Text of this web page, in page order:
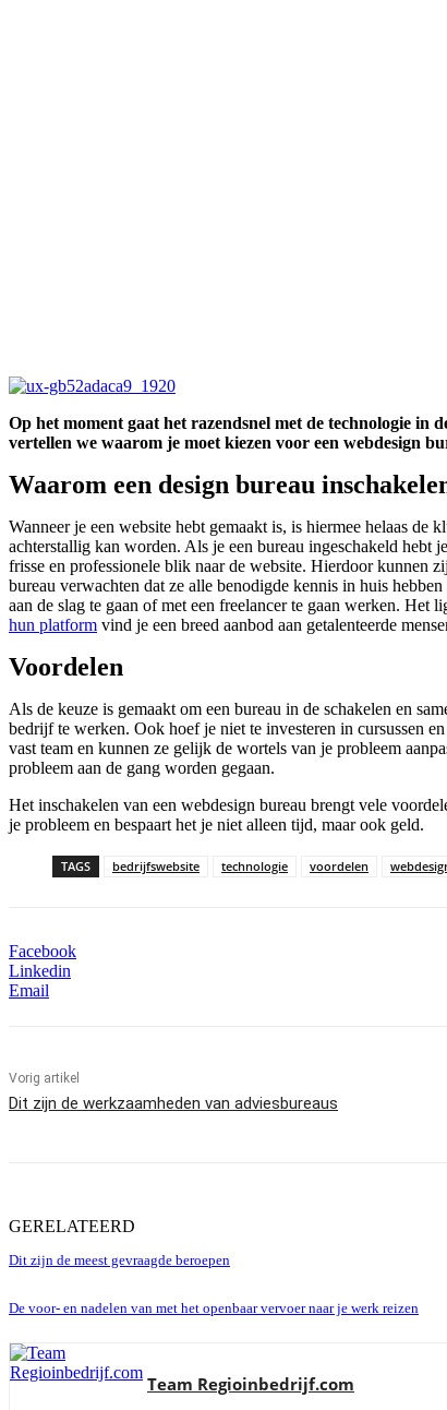
Op het moment gaat het razendsnel met de technologie in
vertellen we waarom je moet kiezen voor een webdesign
Waarom een design bureau
Wanneer je een website hebt gemaakt is, is hiermee helaas
achterstallig kan worden. Als je een bureau ingeschakeld
frisse en professionele blik naar de website. Hierdoor kunnen
bureau verwachten dat ze alle benodigde kennis in huis
aan de slag te gaan of met een freelancer te gaan werken. Het
hun platform vind je een breed aanbod aan getalenteerde
Voordelen
Als de keuze is gemaakt om een bureau in de schakelen en
bedrijf te werken. Ook hoef je niet te investeren in cursussen
vast team en kunnen ze gelijk de wortels van je probleem
probleem aan de gang worden gegaan.
Het inschakelen van een webdesign bureau brengt vele
je probleem en bespaart het je niet alleen tijd, maar ook geld.
TAGS bedrijfswebsite technologie voordelen
Facebook
Linkedin
Email
Vorig artikel
Dit zijn de werkzaamheden van adviesbureaus
GERELATEERD
Dit zijn de meest gevraagde beroepen
De voor- en nadelen van met het openbaar vervoer naar je werk reizen
Team Regioinbedrijf.com